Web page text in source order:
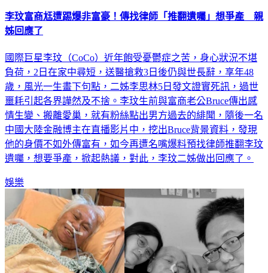
李玟富商尪遭踢爆非富豪！傳找律師「推翻遺囑」想爭產 親
姊回應了
國際巨星李玟（CoCo）近年飽受憂鬱症之苦，身心狀況不堪
負荷，2日在家中尋短，送醫搶救3日後仍與世長辭，享年48
歲，風光一生畫下句點，二姊李思林5日發文證實死訊，過世
噩耗引起各界譁然及不捨。李玟生前與富商老公Bruce傳出感
情生變、搬離愛巢，就有粉絲點出男方過去的緋聞，隨後一名
中國大陸金融博主在直播影片中，挖出Bruce背景資料，發現
他的身價不如外傳富有，如今再遭名嘴爆料預找律師推翻李玟
遺囑，想要爭產，掀起熱議，對此，李玟二姊做出回應了。
娛樂